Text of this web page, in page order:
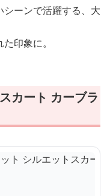
ーンで活躍する、大
印象に。
カート カーブラ